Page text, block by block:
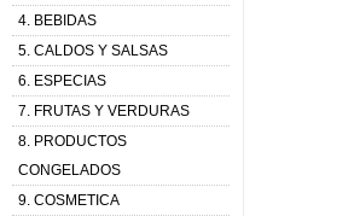
4. BEBIDAS
5. CALDOS Y SALSAS
6. ESPECIAS
7. FRUTAS Y VERDURAS
8. PRODUCTOS
CONGELADOS
9. COSMETICA